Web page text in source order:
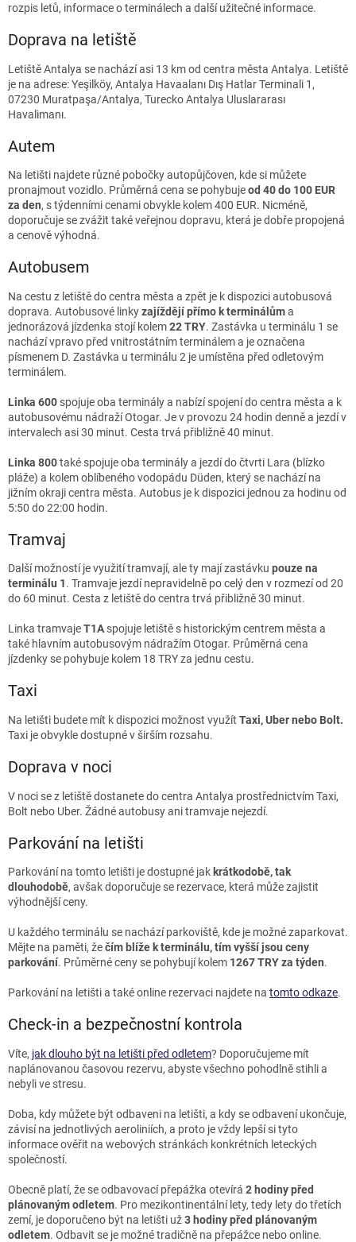
rozpis letů, informace o terminálech a další užitečné informace.
Doprava na letiště
Letiště Antalya se nachází asi 13 km od centra města Antalya. Letiště
je na adrese: Yeşilköy, Antalya Havaalanı Dış Hatlar Terminali 1,
07230 Muratpaşa/Antalya, Turecko Antalya Uluslararası
Havalimanı.
Autem
Na letišti najdete různé pobočky autopůjčoven, kde si můžete
pronajmout vozidlo. Průměrná cena se pohybujeod 40 do 100 EUR
za den, s týdenními cenami obvykle kolem 400 EUR. Nicméně,
doporučuje se zvážit také veřejnou dopravu, která je dobře propojená
a cenově výhodná.
Autobusem
Na cestu z letiště do centra města a zpět je k dispozici autobusová
doprava. Autobusové linkyzajíždějí přímo k terminálůma
jednorázová jízdenka stojí kolem22 TRY. Zastávka u terminálu 1 se
nachází vpravo před vnitrostátním terminálem a je označena
písmenem D. Zastávka u terminálu 2 je umístěna před odletovým
terminálem.
Linka 600 spojuje oba terminály a nabízí spojení do centra města a k
autobusovému nádraží Otogar. Je v provozu 24 hodin denně a jezdí v
intervalech asi 30 minut. Cesta trvá přibližně 40 minut.
Linka 800také spojuje oba terminály a jezdí do čtvrti Lara (blízko
pláže) a kolem oblíbeného vodopádu Düden, který se nachází na
jižním okraji centra města. Autobus je k dispozici jednou za hodinu od
5:50 do 22:00 hodin.
Tramvaj
Další možností je využití tramvají, ale ty mají zastávku pouze na
terminálu 1. Tramvaje jezdí nepravidelně po celý den v rozmezí od 20
do 60 minut. Cesta z letiště do centra trvá přibližně 30 minut.
Linka tramvajeT1Aspojuje letiště s historickým centrem města a
také hlavním autobusovým nádražím Otogar. Průměrná cena
jízdenky se pohybuje kolem 18 TRY za jednu cestu.
Taxi
Na letišti budete mít k dispozici možnost využít Taxi, Uber nebo Bolt.
Taxi je obvykle dostupné v širším rozsahu.
Doprava v noci
V noci se z letiště dostanete do centra Antalya prostřednictvím Taxi,
Bolt nebo Uber. Žádné autobusy ani tramvaje nejezdí.
Parkování na letišti
Parkování na tomto letišti je dostupné jak krátkodobě, tak
dlouhodobě, avšak doporučuje se rezervace, která může zajistit
výhodnější ceny.
U každého terminálu se nachází parkoviště, kde je možné zaparkovat.
Mějte na paměti, žečím blíže k terminálu, tím vyšší jsou ceny
parkování. Průměrné ceny se pohybují kolem 1267 TRY za týden.
Parkování na letišti a také online rezervaci najdete na tomto odkaze.
Check-in a bezpečnostní kontrola
Víte, jak dlouho být na letišti před odletem? Doporučujeme mít
naplánovanou časovou rezervu, abyste všechno pohodlně stihli a
nebyli ve stresu.
Doba, kdy můžete být odbaveni na letišti, a kdy se odbavení ukončuje,
závisí na jednotlivých aeroliniích, a proto je vždy lepší si tyto
informace ověřit na webových stránkách konkrétních leteckých
společností.
Obecně platí, že se odbavovací přepážka otevírá 2 hodiny před
plánovaným odletem. Pro mezikontinentální lety, tedy lety do třetích
zemí, je doporučeno být na letišti už3 hodiny před plánovaným
odletem. Odbavit se je možné tradičně na přepážce nebo online.